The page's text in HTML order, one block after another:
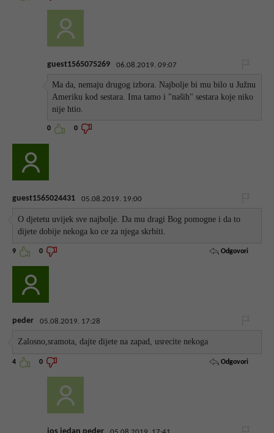
guest1565075269 06.08.2019. 09:07
Ma da, nemaju drugog izbora. Najbolje bi mu bilo u Južnu
Ameriku kod sestara. Ima tamo i "naših" sestara koje niko
nije htio.
0 0
guest1565024431 05.08.2019. 19:00
O djetetu uvijek sve najbolje. Da mu dragi Bog pomogne i da to
dijete dobije nekoga ko ce za njega skrbiti.
9 0 Odgovori
peder 05.08.2019. 17:28
Zalosno,sramota, dajte dijete na zapad, usrecite nekoga
4 0 Odgovori